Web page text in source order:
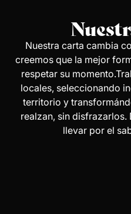
Nuestra carta cambia
creemos que la mejor
respetar su
locales, seleccionando
territorio y
realzan, sin disfrazarlos.
llevar por el